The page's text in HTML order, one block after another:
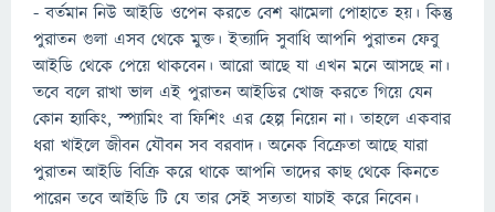
- বর্তমান নিউ আইডি ওপেন করতে বেশ ঝামেলা পোহাতে হয়। কিন্তু
পুরাতন গুলা এসব থেকে মুক্ত। ইত্যাদি সুবাধি আপনি পুরাতন ফেবু
আইডি থেকে পেয়ে থাকবেন। আরো আছে যা এখন মনে আসছে না।
তবে বলে রাখা ভাল এই পুরাতন আইডির খোজ করতে গিয়ে যেন
কোন হ্যাকিং, স্প্যামিং বা ফিশিং এর হেল্প নিয়েন না। তাহলে একবার
ধরা খাইলে জীবন যৌবন সব বরবাদ। অনেক বিক্রেতা আছে যারা
পুরাতন আইডি বিক্রি করে থাকে আপনি তাদের কাছ থেকে কিনতে
পারেন তবে আইডি টি যে তার সেই সত্যতা যাচাই করে নিবেন।